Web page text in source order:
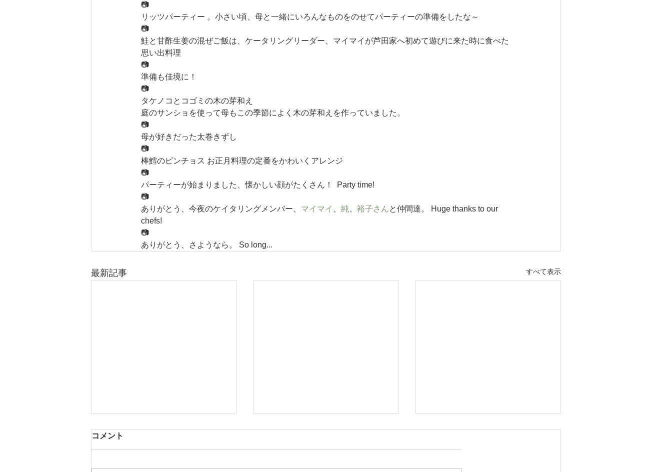
📷
リッツパーティー 。小さい頃、母と一緒にいろんなものをのせてパーティーの準備をしたな～
📷
鮭と甘酢生姜の混ぜご飯は、ケータリングリーダー、マイマイが芦田家へ初めて遊びに来た時に食べた
思い出料理
📷
準備も佳境に！
📷
タケノコとコゴミの木の芽和え
庭のサンショを使って母もこの季節によく木の芽和えを作っていました。
📷
母が好きだった太巻きずし
📷
棒鱈のピンチョス お正月料理の定番をかわいくアレンジ
📷
パーティーが始まりました、懐かしい顔がたくさん！  Party time!
📷
ありがとう、今夜のケイタリングメンバー、 マイマイ 純 裕子さんと仲間達。 Huge thanks to our
chefs!
📷
ありがとう、さようなら。 So long...
最新記事 すべて表示
コメント